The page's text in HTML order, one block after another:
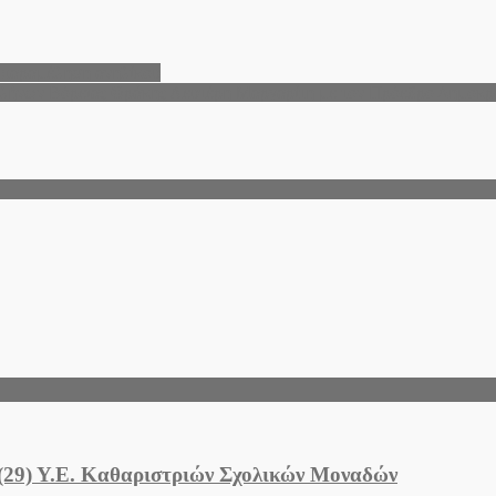
Υ.Ε. Καθαριστριών Σχολικών Μοναδών